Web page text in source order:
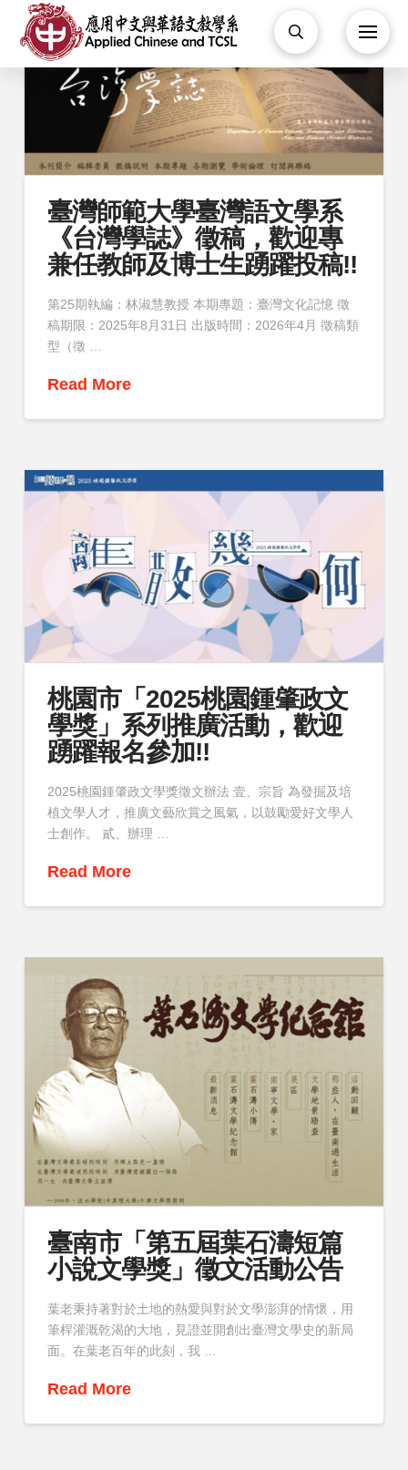
臺灣師範大學臺灣語文學系
《台灣學誌》徵稿，歡迎專
兼任教師及博士生踴躍投稿!!
第25期執編：林淑慧教授 本期專題：臺灣文化記憶 徵
稿期限：2025年8月31日 出版時間：2026年4月 徵稿類
型（徵 …
Read More
桃園市「2025桃園鍾肇政文
學獎」系列推廣活動，歡迎
踴躍報名參加!!
2025桃園鍾肇政文學獎徵文辦法 壹、宗旨 為發掘及培
植文學人才，推廣文藝欣賞之風氣，以鼓勵愛好文學人
士創作。 貳、辦理 …
Read More
臺南市「第五屆葉石濤短篇
小說文學獎」徵文活動公告
葉老秉持著對於土地的熱愛與對於文學澎湃的情懷，用
筆桿灌溉乾渴的大地，見證並開創出臺灣文學史的新局
面。在葉老百年的此刻，我 …
Read More